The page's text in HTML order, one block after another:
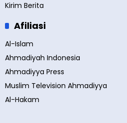
Kirim Berita
Afiliasi
Al-Islam
Ahmadiyah Indonesia
Ahmadiyya Press
Muslim Television Ahmadiyya
Al-Hakam